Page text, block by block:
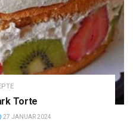
Torte
27 JANUAR 2024